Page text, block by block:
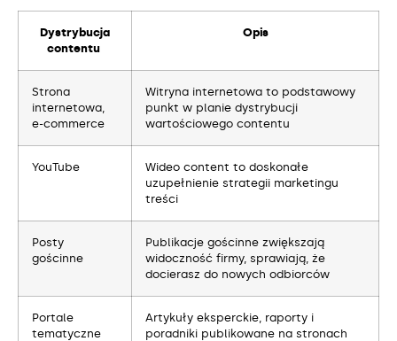
Dystrybucja
contentu
Opis
Strona
internetowa,
e-commerce
Witryna internetowa to podstawowy
punkt w planie dystrybucji
wartościowego contentu
YouTube
Wideo content to doskonałe
uzupełnienie strategii marketingu
treści
Posty
gościnne
Publikacje gościnne zwiększają
widoczność firmy, sprawiają, że
docierasz do nowych odbiorców
Portale
tematyczne
Artykuły eksperckie, raporty i
poradniki publikowane na stronach